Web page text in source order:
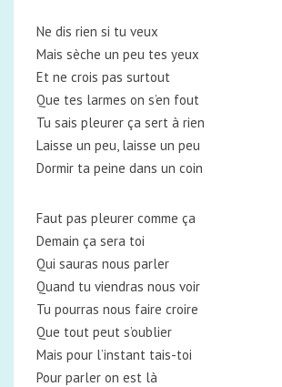
Ne dis rien si tu veux
Mais sèche un peu tes yeux
Et ne crois pas surtout
Que tes larmes on s’en fout
Tu sais pleurer ça sert à rien
Laisse un peu, laisse un peu
Dormir ta peine dans un coin
Faut pas pleurer comme ça
Demain ça sera toi
Qui sauras nous parler
Quand tu viendras nous voir
Tu pourras nous faire croire
Que tout peut s’oublier
Mais pour l’instant tais-toi
Pour parler on est là